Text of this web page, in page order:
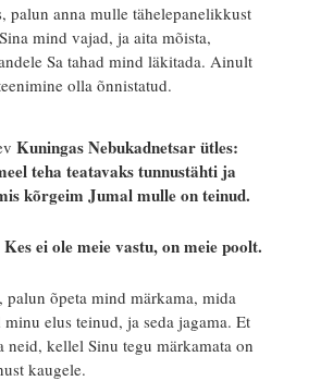
palun anna mulle tähelepanelikkust
mind vajad, ja aita mõista,
Sa tahad mind läkitada. Ainult
olla õnnistatud.
Kuningas Nebukadnetsar ütles:
teha teatavaks tunnustähti ja
kõrgeim Jumal mulle on teinud.
Kes ei ole meie vastu, on meie poolt.
palun õpeta mind märkama, mida
elus teinud, ja seda jagama. Et
neid, kellel Sinu tegu märkamata on
kaugele.